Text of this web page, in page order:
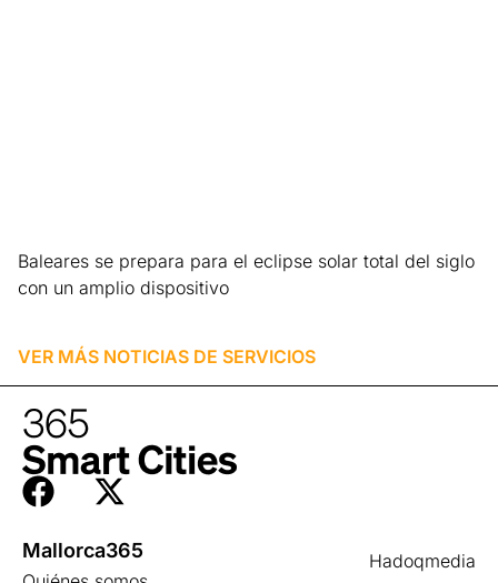
Baleares se prepara para el eclipse solar total del siglo
con un amplio dispositivo
VER MÁS NOTICIAS DE SERVICIOS
Hadoqmedia
Mallorca365